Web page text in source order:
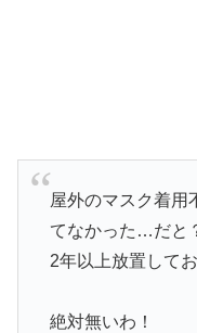
屋外のマスク着用
てなかった…だと
2年以上放置して
絶対無いわ！